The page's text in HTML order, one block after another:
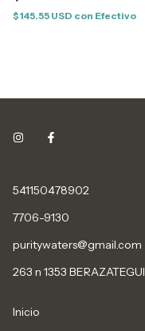
$145.55 USD con Efectivo
541150478902
7706-9130
puritywaters@gmail.com
263 n 1353 BERAZATEGUI
Inicio